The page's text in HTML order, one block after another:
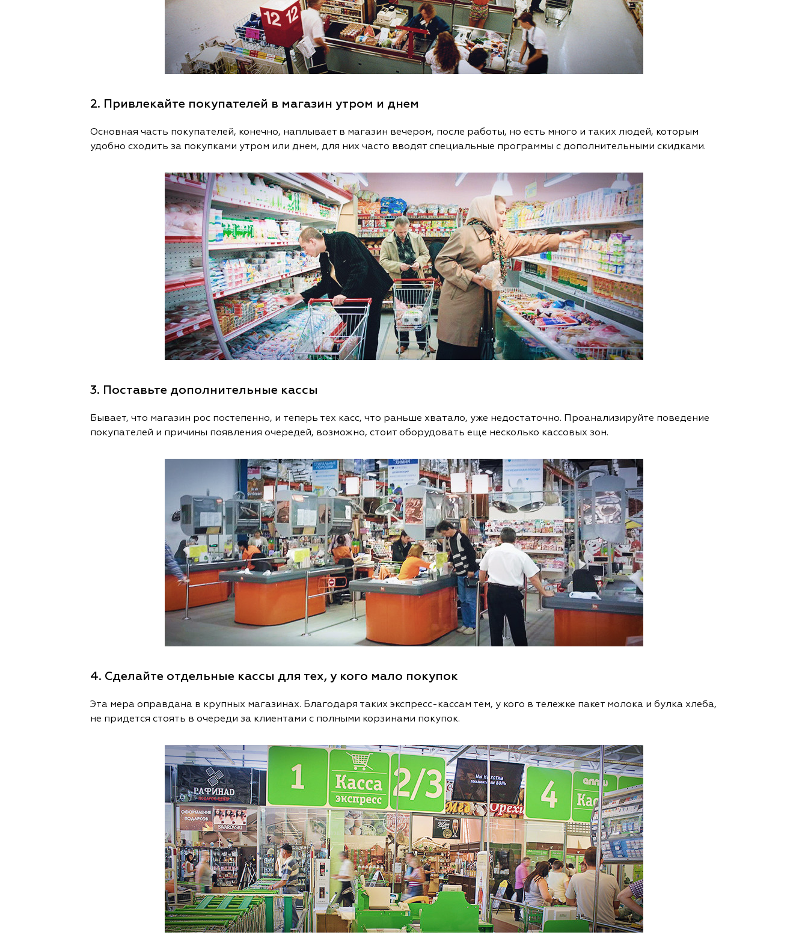
2. Привлекайте покупателей в магазин утром и днем
Основная часть покупателей, конечно, наплывает в магазин вечером, после работы, но есть много и таких людей, которым
удобно сходить за покупками утром или днем, для них часто вводят специальные программы с дополнительными скидками.
3. Поставьте дополнительные кассы
Бывает, что магазин рос постепенно, и теперь тех касс, что раньше хватало, уже недостаточно. Проанализируйте поведение
покупателей и причины появления очередей, возможно, стоит оборудовать еще несколько кассовых зон.
4. Сделайте отдельные кассы для тех, у кого мало покупок
Эта мера оправдана в крупных магазинах. Благодаря таких экспресс-кассам тем, у кого в тележке пакет молока и булка хлеба,
не придется стоять в очереди за клиентами с полными корзинами покупок.